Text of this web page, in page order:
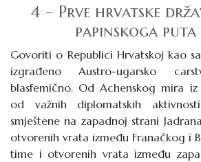
4 – Prve hrvatske
papinskoga puta
Govoriti o Republici Hrvatskoj kao
izgrađeno Austro-ugarsko
blasfemično. Od Achenskog mira
od važnih diplomatskih
smještene na zapadnoj strani
otvorenih vrata između Franačkog i
time i otvorenih vrata između